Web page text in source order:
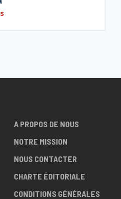
A PROPOS DE NOUS
NOTRE MISSION
NOUS CONTACTER
CHARTE ÉDITORIALE
CONDITIONS GÉNÉRALES